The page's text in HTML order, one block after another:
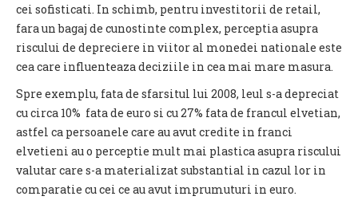
cei sofisticati. In schimb, pentru investitorii de retail,
fara un bagaj de cunostinte complex, perceptia asupra
riscului de depreciere in viitor al monedei nationale este
cea care influenteaza deciziile in cea mai mare masura.
Spre exemplu, fata de sfarsitul lui 2008, leul s-a depreciat
cu circa 10% fata de euro si cu 27% fata de francul elvetian,
astfel ca persoanele care au avut credite in franci
elvetieni au o perceptie mult mai plastica asupra riscului
valutar care s-a materializat substantial in cazul lor in
comparatie cu cei ce au avut imprumuturi in euro.